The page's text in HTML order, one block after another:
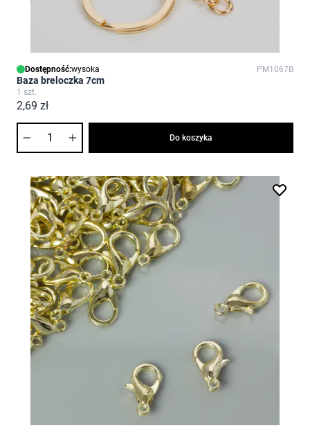
Dostępność:wysoka PM1067B
Baza breloczka 7cm
1 szt.
2,69 zł
Do koszyka